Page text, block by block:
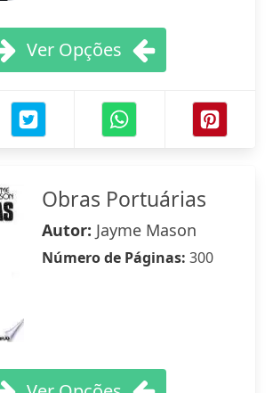
Ver Opções
Obras Portuárias
Autor: Jayme Mason
Número de Páginas: 300